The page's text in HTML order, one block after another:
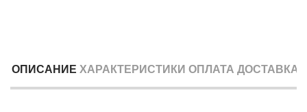
ОПИСАНИЕ ХАРАКТЕРИСТИКИ ОПЛАТА ДОСТАВКА